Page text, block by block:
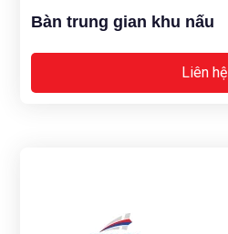
Bàn trung gian khu nấu
Liên hệ